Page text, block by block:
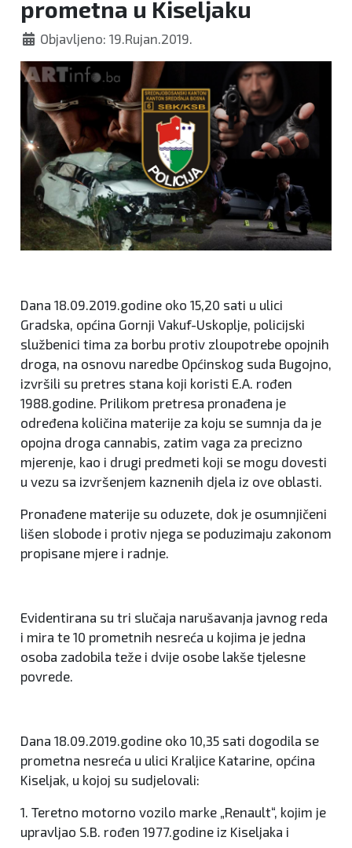
prometna u Kiseljaku
Objavljeno: 19.Rujan.2019.
Dana 18.09.2019.godine oko 15,20 sati u ulici
Gradska, općina Gornji Vakuf-Uskoplje, policijski
službenici tima za borbu protiv zloupotrebe opojnih
droga, na osnovu naredbe Općinskog suda Bugojno,
izvršili su pretres stana koji koristi E.A. rođen
1988.godine. Prilikom pretresa pronađena je
određena količina materije za koju se sumnja da je
opojna droga cannabis, zatim vaga za precizno
mjerenje, kao i drugi predmeti koji se mogu dovesti
u vezu sa izvršenjem kaznenih djela iz ove oblasti.
Pronađene materije su oduzete, dok je osumnjičeni
lišen slobode i protiv njega se poduzimaju zakonom
propisane mjere i radnje.
Evidentirana su tri slučaja narušavanja javnog reda
i mira te 10 prometnih nesreća u kojima je jedna
osoba zadobila teže i dvije osobe lakše tjelesne
povrede.
Dana 18.09.2019.godine oko 10,35 sati dogodila se
prometna nesreća u ulici Kraljice Katarine, općina
Kiseljak, u kojoj su sudjelovali:
1. Teretno motorno vozilo marke „Renault“, kojim je
upravljao S.B. rođen 1977.godine iz Kiseljaka i